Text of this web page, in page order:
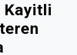
Kayitli